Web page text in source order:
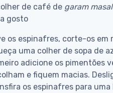
de café de garam
gosto
os espinafres, corte-os em
uma colher de sopa de
adicione os pimentões
e fiquem macias.
os espinafres para